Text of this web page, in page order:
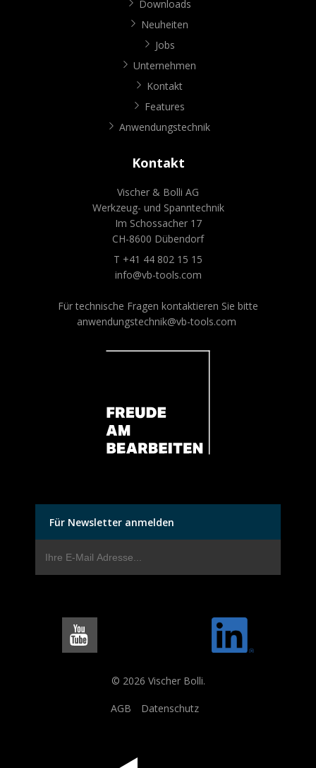
Downloads
Neuheiten
Jobs
Unternehmen
Kontakt
Features
Anwendungstechnik
Kontakt
Vischer & Bolli AG
Werkzeug- und Spanntechnik
Im Schossacher 17
CH-8600 Dübendorf
T +41 44 802 15 15
info@vb-tools.com
Für technische Fragen kontaktieren Sie bitte
anwendungstechnik@vb-tools.com
Für Newsletter anmelden
© 2026 Vischer Bolli.
AGB Datenschutz